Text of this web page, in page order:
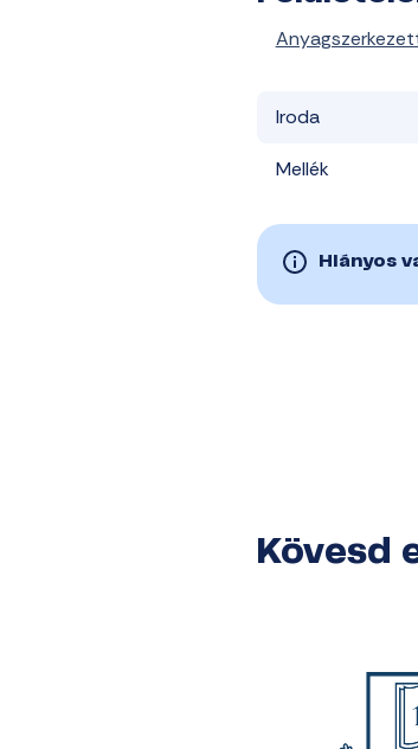
Iroda
Mellék
Hiányos
Kövesd